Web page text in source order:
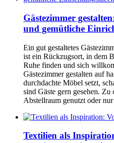
Gästezimmer
und gemütliche
Ein gut gestaltetes
ist ein Rückzugsort, in dem
Ruhe finden und sich
Gästezimmer gestalten auf
durchdachte Möbel setzt,
sind Gäste gern gesehen.
Abstellraum genutzt oder
Textilien als